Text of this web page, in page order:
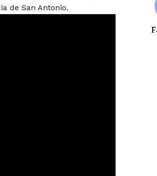
de San Antonio.